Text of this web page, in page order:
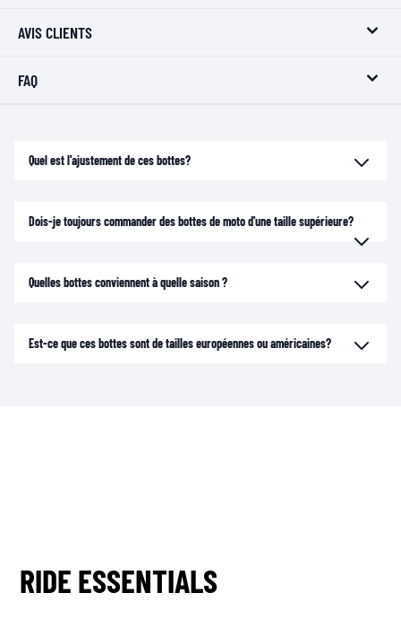
AVIS CLIENTS
FAQ
Quel est l'ajustement de ces bottes?
Dois-je toujours commander des bottes de moto d'une taille supérieure?
Quelles bottes conviennent à quelle saison ?
Est-ce que ces bottes sont de tailles européennes ou américaines?
RIDE ESSENTIALS